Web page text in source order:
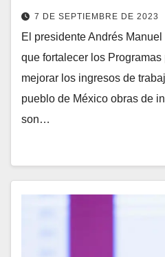
7 DE SEPTIEMBRE DE 2023
El presidente Andrés
que fortalecer los Programas
mejorar los ingresos de
pueblo de México obras de
son…